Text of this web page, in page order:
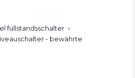
füllstandsschalter
- bewährte